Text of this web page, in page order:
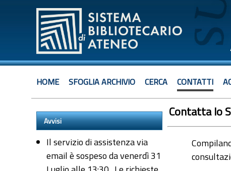
HOME SFOGLIA ARCHIVIO CERCA CONTATTI
Avvisi
Il servizio di assistenza via
email è sospeso da venerdì 31
Contatta lo